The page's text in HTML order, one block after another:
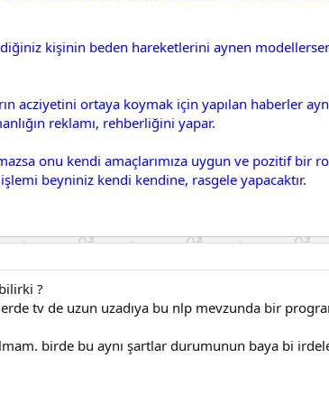
kişinin beden hareketlerini aynen
acziyetini ortaya koymak için yapılan haberler
reklamı, rehberliğini yapar.
onu kendi amaçlarımıza uygun ve pozitif
beyniniz kendi kendine, rasgele yapacaktır.
?
tv de uzun uzadıya bu nlp mevzunda bir
birde bu aynı şartlar durumunun baya bi